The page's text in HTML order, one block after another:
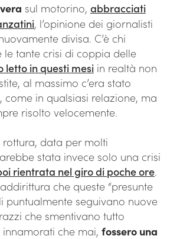
sul motorino, abbracciati
, l’opinione dei giornalisti
divisa. C’è chi
le tante crisi di coppia delle
letto in questi mesi in realtà non
al massimo c’era stato
come in qualsiasi relazione, ma
risolto velocemente.
rottura, data per molti
stata invece solo una crisi
rientrata nel giro di poche ore.
che queste “presunte
puntualmente seguivano nuove
che smentivano tutto
che mai, fossero una